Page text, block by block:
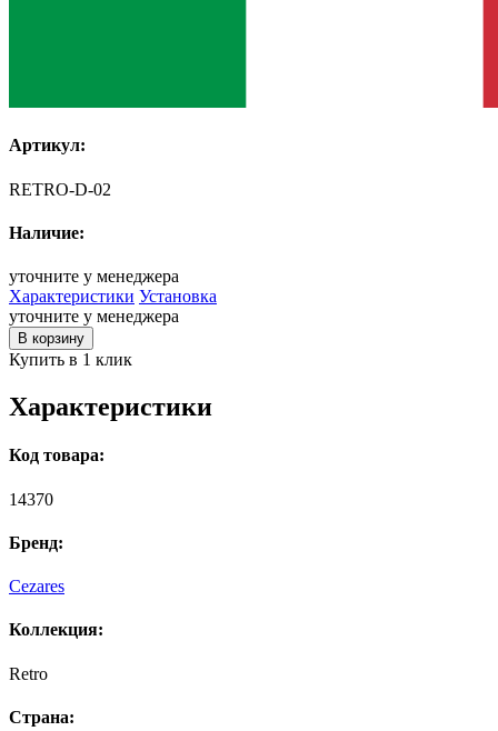
Артикул:
RETRO-D-02
Наличие:
уточните у менеджера
Характеристики Установка
уточните у менеджера
В корзину
Купить в 1 клик
Характеристики
Код товара:
14370
Бренд:
Cezares
Коллекция:
Retro
Страна: